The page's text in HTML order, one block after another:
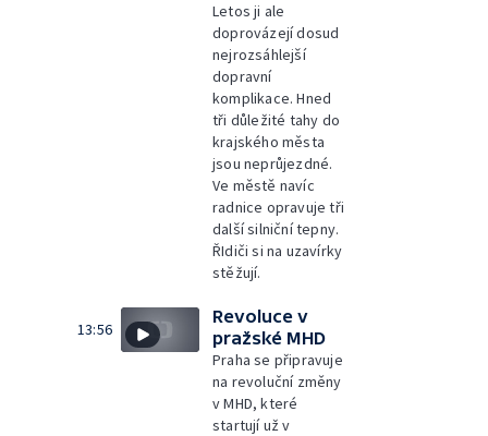
Letos ji ale
doprovázejí dosud
nejrozsáhlejší
dopravní
komplikace. Hned
tři důležité tahy do
krajského města
jsou neprůjezdné.
Ve městě navíc
radnice opravuje tři
další silniční tepny.
ŘIdiči si na uzavírky
stěžují.
13:56
Revoluce v
pražské MHD
Praha se připravuje
na revoluční změny
v MHD, které
startují už v